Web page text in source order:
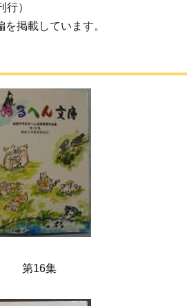
行）
掲載しています。
第16集